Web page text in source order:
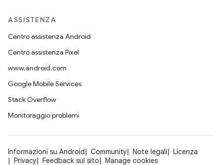
ASSISTENZA
Centro assistenza Android
Centro assistenza Pixel
www.android.com
Google Mobile Services
Stack Overflow
Monitoraggio problemi
Informazioni su Android Community Note legali
Licenza
Privacy
Feedback sul sito Manage cookies